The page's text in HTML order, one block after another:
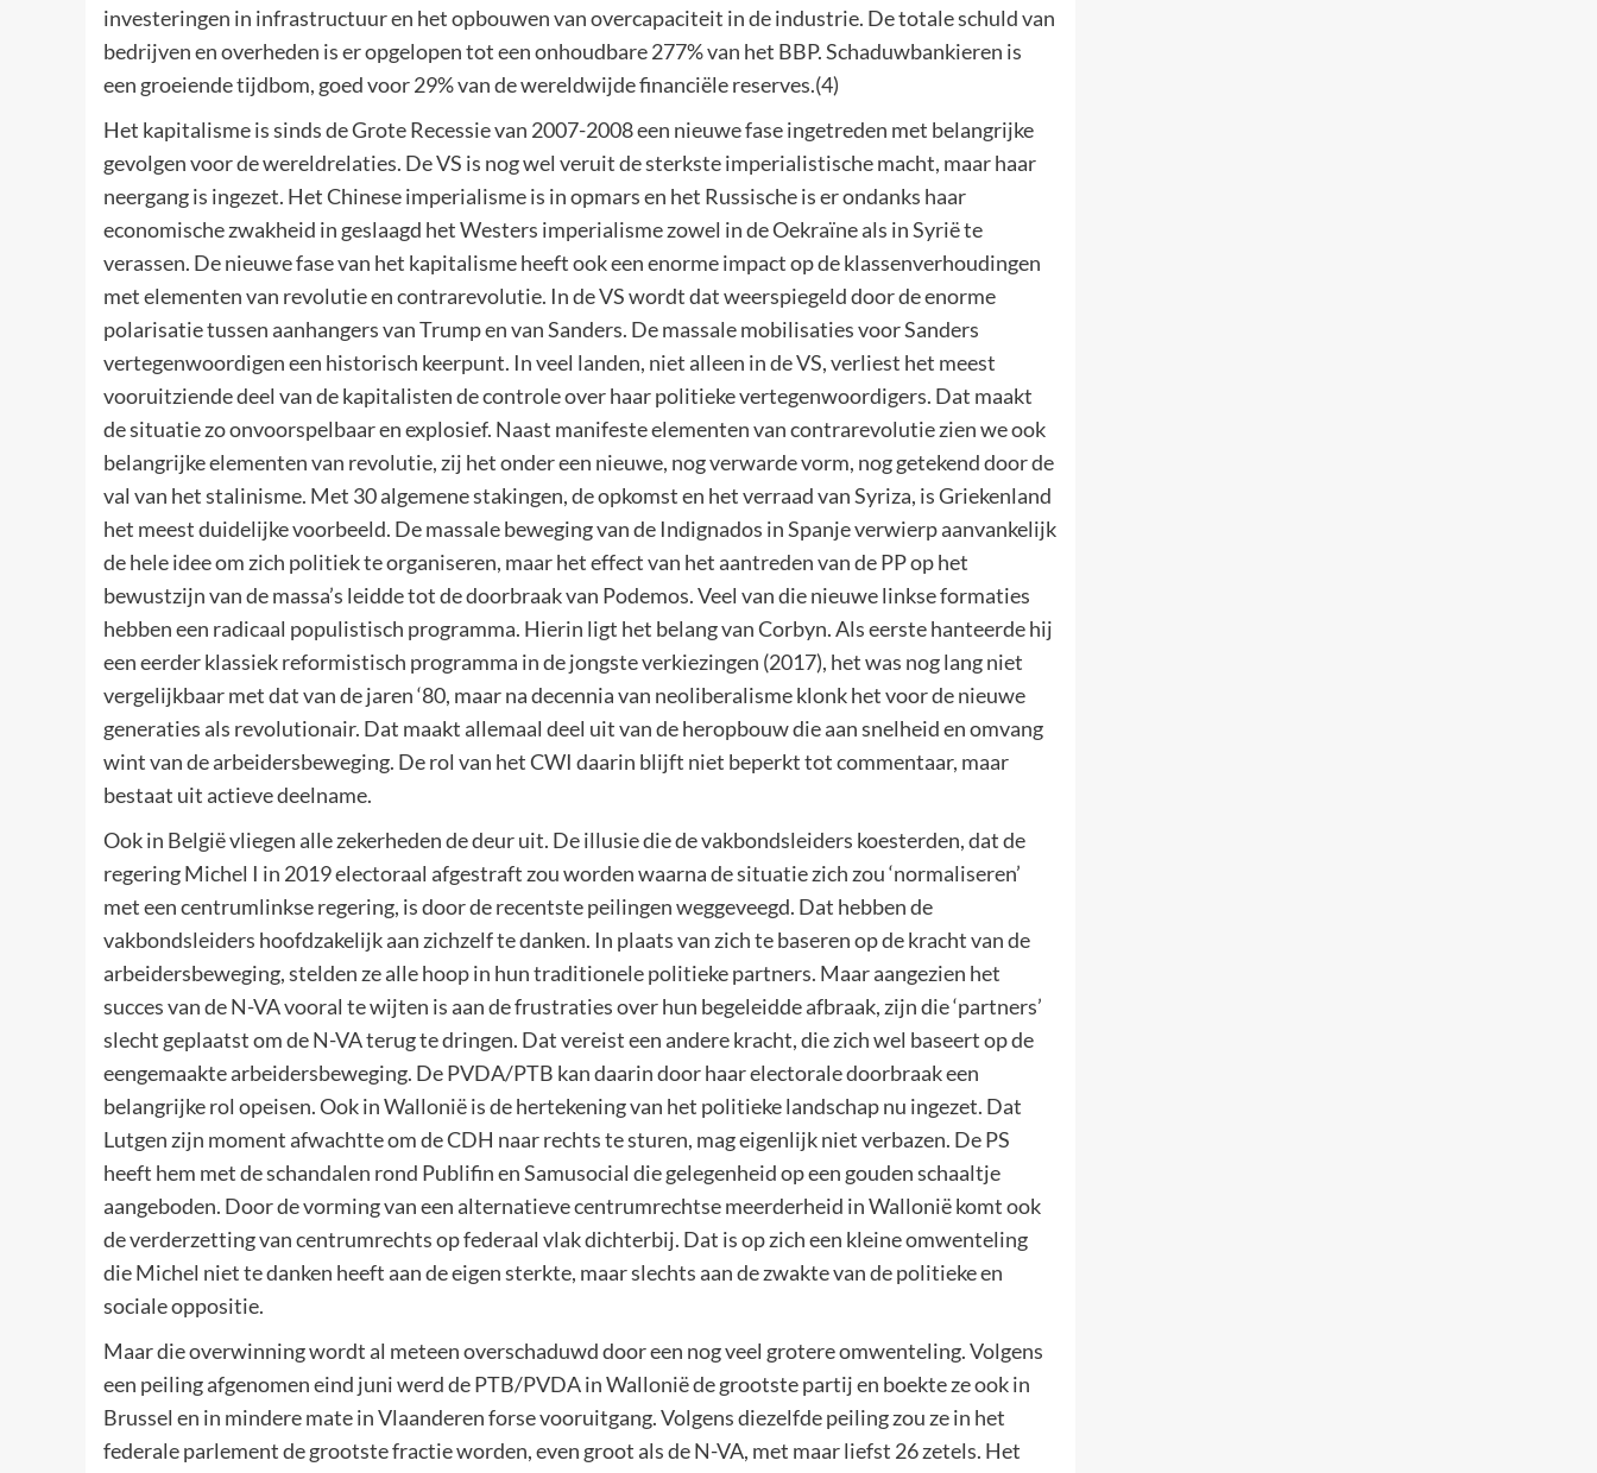
investeringen in infrastructuur en het opbouwen van overcapaciteit in de industrie. De totale schuld van
bedrijven en overheden is er opgelopen tot een onhoudbare 277% van het BBP. Schaduwbankieren is
een groeiende tijdbom, goed voor 29% van de wereldwijde financiële reserves.(4)
Het kapitalisme is sinds de Grote Recessie van 2007-2008 een nieuwe fase ingetreden met belangrijke
gevolgen voor de wereldrelaties. De VS is nog wel veruit de sterkste imperialistische macht, maar haar
neergang is ingezet. Het Chinese imperialisme is in opmars en het Russische is er ondanks haar
economische zwakheid in geslaagd het Westers imperialisme zowel in de Oekraïne als in Syrië te
verassen. De nieuwe fase van het kapitalisme heeft ook een enorme impact op de klassenverhoudingen
met elementen van revolutie en contrarevolutie. In de VS wordt dat weerspiegeld door de enorme
polarisatie tussen aanhangers van Trump en van Sanders. De massale mobilisaties voor Sanders
vertegenwoordigen een historisch keerpunt. In veel landen, niet alleen in de VS, verliest het meest
vooruitziende deel van de kapitalisten de controle over haar politieke vertegenwoordigers. Dat maakt
de situatie zo onvoorspelbaar en explosief. Naast manifeste elementen van contrarevolutie zien we ook
belangrijke elementen van revolutie, zij het onder een nieuwe, nog verwarde vorm, nog getekend door de
val van het stalinisme. Met 30 algemene stakingen, de opkomst en het verraad van Syriza, is Griekenland
het meest duidelijke voorbeeld. De massale beweging van de Indignados in Spanje verwierp aanvankelijk
de hele idee om zich politiek te organiseren, maar het effect van het aantreden van de PP op het
bewustzijn van de massa’s leidde tot de doorbraak van Podemos. Veel van die nieuwe linkse formaties
hebben een radicaal populistisch programma. Hierin ligt het belang van Corbyn. Als eerste hanteerde hij
een eerder klassiek reformistisch programma in de jongste verkiezingen (2017), het was nog lang niet
vergelijkbaar met dat van de jaren ‘80, maar na decennia van neoliberalisme klonk het voor de nieuwe
generaties als revolutionair. Dat maakt allemaal deel uit van de heropbouw die aan snelheid en omvang
wint van de arbeidersbeweging. De rol van het CWI daarin blijft niet beperkt tot commentaar, maar
bestaat uit actieve deelname.
Ook in België vliegen alle zekerheden de deur uit. De illusie die de vakbondsleiders koesterden, dat de
regering Michel I in 2019 electoraal afgestraft zou worden waarna de situatie zich zou ‘normaliseren’
met een centrumlinkse regering, is door de recentste peilingen weggeveegd. Dat hebben de
vakbondsleiders hoofdzakelijk aan zichzelf te danken. In plaats van zich te baseren op de kracht van de
arbeidersbeweging, stelden ze alle hoop in hun traditionele politieke partners. Maar aangezien het
succes van de N-VA vooral te wijten is aan de frustraties over hun begeleidde afbraak, zijn die ‘partners’
slecht geplaatst om de N-VA terug te dringen. Dat vereist een andere kracht, die zich wel baseert op de
eengemaakte arbeidersbeweging. De PVDA/PTB kan daarin door haar electorale doorbraak een
belangrijke rol opeisen. Ook in Wallonië is de hertekening van het politieke landschap nu ingezet. Dat
Lutgen zijn moment afwachtte om de CDH naar rechts te sturen, mag eigenlijk niet verbazen. De PS
heeft hem met de schandalen rond Publifin en Samusocial die gelegenheid op een gouden schaaltje
aangeboden. Door de vorming van een alternatieve centrumrechtse meerderheid in Wallonië komt ook
de verderzetting van centrumrechts op federaal vlak dichterbij. Dat is op zich een kleine omwenteling
die Michel niet te danken heeft aan de eigen sterkte, maar slechts aan de zwakte van de politieke en
sociale oppositie.
Maar die overwinning wordt al meteen overschaduwd door een nog veel grotere omwenteling. Volgens
een peiling afgenomen eind juni werd de PTB/PVDA in Wallonië de grootste partij en boekte ze ook in
Brussel en in mindere mate in Vlaanderen forse vooruitgang. Volgens diezelfde peiling zou ze in het
federale parlement de grootste fractie worden, even groot als de N-VA, met maar liefst 26 zetels. Het